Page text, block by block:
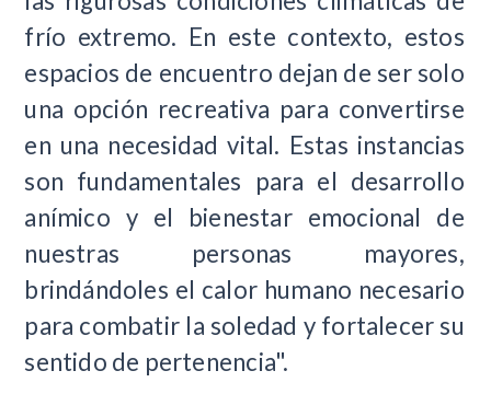
frío extremo. En este contexto, estos
espacios de encuentro dejan de ser solo
una opción recreativa para convertirse
en una necesidad vital. Estas instancias
son fundamentales para el desarrollo
anímico y el bienestar emocional de
nuestras personas mayores,
brindándoles el calor humano necesario
para combatir la soledad y fortalecer su
sentido de pertenencia".